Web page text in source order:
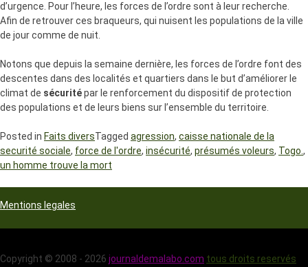
d’urgence. Pour l’heure, les forces de l’ordre sont à leur recherche.
Afin de retrouver ces braqueurs, qui nuisent les populations de la ville
de jour comme de nuit.
Notons que depuis la semaine dernière, les forces de l’ordre font des
descentes dans des localités et quartiers dans le but d’améliorer le
climat de sécuritépar le renforcement du dispositif de protection
des populations et de leurs biens sur l’ensemble du territoire.
Posted in Faits diversTagged agression, caisse nationale de la
securité sociale, force de l'ordre, insécurité, présumés voleurs, Togo.,
un homme trouve la mort
Mentions legales
Copyright © 2008 - 2026 journaldemalabo.com tous droits reservés